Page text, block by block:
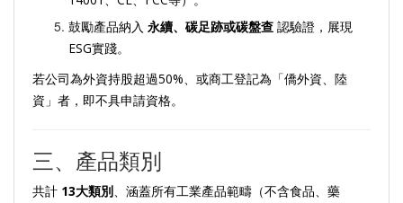
鼓勵產品納入 永續、碳足跡或碳盤查 認驗證，展現
ESG實踐。
若公司為外資持股超過50%、或商工登記為「僑外資、陸
資」者，即不具申請資格。
三、產品類別
共計 13大類別、涵蓋所有工業產品範疇（不含食品、藥